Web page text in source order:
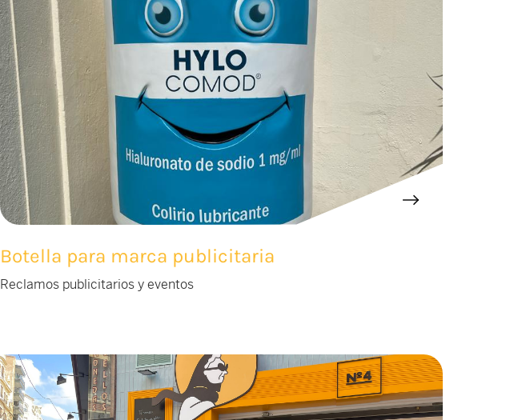
Botella para marca publicitaria
Reclamos publicitarios y eventos